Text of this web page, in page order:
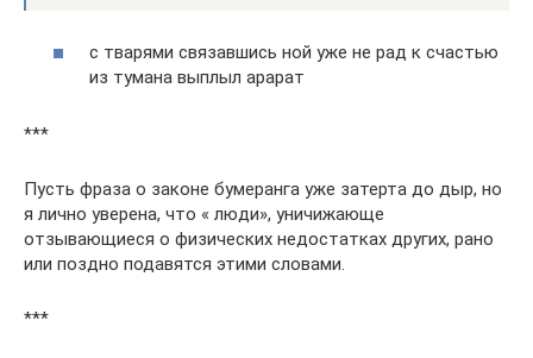
с тварями связавшись ной уже не рад к счастью
из тумана выплыл арарат
***
Пусть фраза о законе бумеранга уже затерта до дыр, но
я лично уверена, что « люди», уничижающе
отзывающиеся о физических недостатках других, рано
или поздно подавятся этими словами.
***